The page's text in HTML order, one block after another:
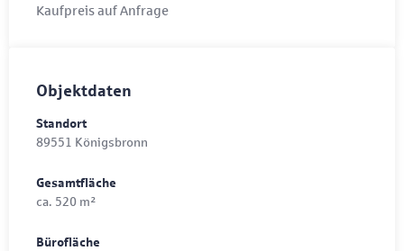
Kaufpreis auf Anfrage
Objektdaten
Standort
89551 Königsbronn
Gesamtfläche
ca. 520 m²
Bürofläche